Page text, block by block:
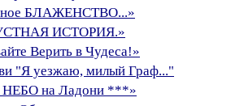
БЛАЖЕНСТВО...»
ИСТОРИЯ.»
Верить в Чудеса!»
"Я уезжаю, милый Граф..."
НЕБО на Ладони ***»